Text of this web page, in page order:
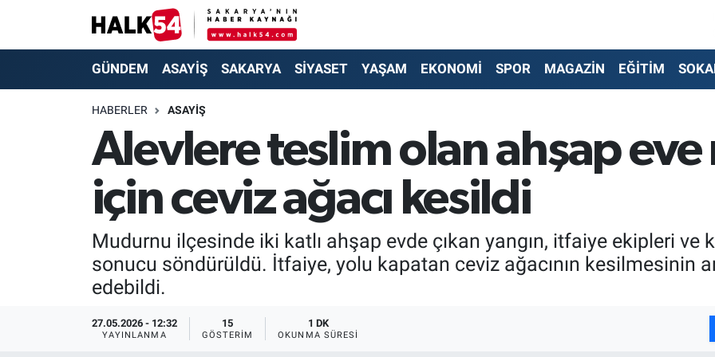
GÜNDEM ASAYİŞ SAKARYA SİYASET YAŞAM EKONOMİ SPOR MAGAZİN EĞİTİM
HABERLER ASAYİŞ
Alevlere teslim olan ahşap
için ceviz ağacı kesildi
Mudurnu ilçesinde iki katlı ahşap evde çıkan yangın, itfaiye ekipleri ve
sonucu söndürüldü. İtfaiye, yolu kapatan ceviz ağacının kesilmesinin
edebildi.
27.05.2026 - 12:32
YAYINLANMA
15
GÖSTERIM
1 DK
OKUNMA SÜRESI
GÜNDEM
SAKARYA
EKONOMİ
Adapazarı Nöbetçi Eczaneler
Adapazarı Trafik Yoğunluk Haritası
Süper Lig Puan Durumu ve Fikstür
Tüm Manşetler
Son Dakika Haberleri